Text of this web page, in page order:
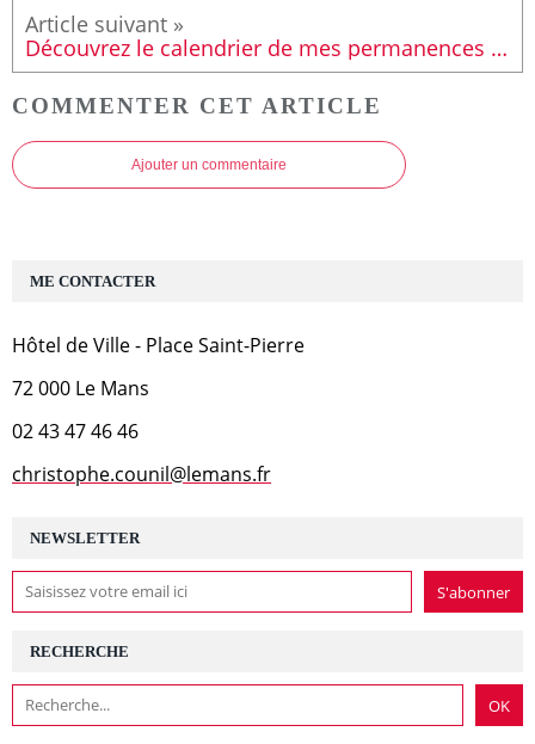
Découvrez le calendrier de mes permanences pour le premier semestre 2018
COMMENTER CET ARTICLE
Ajouter un commentaire
NEWSLETTER
RECHERCHE
ME CONTACTER
Hôtel de Ville - Place Saint-Pierre
72 000 Le Mans
02 43 47 46 46
christophe.counil@lemans.fr